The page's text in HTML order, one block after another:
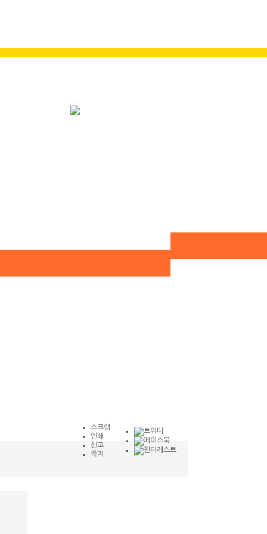
스크랩
인쇄
신고
쪽지